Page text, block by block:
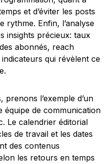
et d’éviter les posts
rythme. Enfin, l’analyse
insights précieux: taux
abonnés, reach
qui révèlent ce
l’exemple d’un
équipe de communication
Le calendrier éditorial
de travail et les dates
des contenus
les retours en temps